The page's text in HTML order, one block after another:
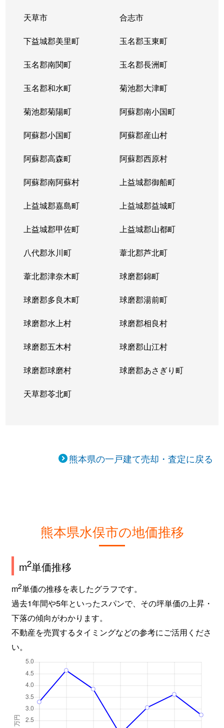
天草市 合志市
下益城郡美里町 玉名郡玉東町
玉名郡南関町 玉名郡長洲町
玉名郡和水町 菊池郡大津町
菊池郡菊陽町 阿蘇郡南小国町
阿蘇郡小国町 阿蘇郡産山村
阿蘇郡高森町 阿蘇郡西原村
阿蘇郡南阿蘇村 上益城郡御船町
上益城郡嘉島町 上益城郡益城町
上益城郡甲佐町 上益城郡山都町
八代郡氷川町 葦北郡芦北町
葦北郡津奈木町 球磨郡錦町
球磨郡多良木町 球磨郡湯前町
球磨郡水上村 球磨郡相良村
球磨郡五木村 球磨郡山江村
球磨郡球磨村 球磨郡あさぎり町
天草郡苓北町
熊本県の一戸建て売却・査定に戻る
熊本県水俣市の地価推移
m2単価推移
m2単価の推移を表したグラフです。
過去1年間や5年といったスパンで、その坪単価の上昇・
下落の傾向がわかります。
不動産を売買するタイミングなどの参考にご活用くださ
い。